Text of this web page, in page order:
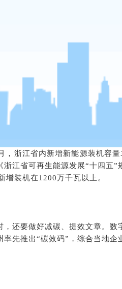
，浙江省内新增新能源装机容
浙江省可再生能源发展“十四五
增装机在1200万千瓦以上。
，还要做好减碳、提效文章。
率先推出“碳效码”，综合当地